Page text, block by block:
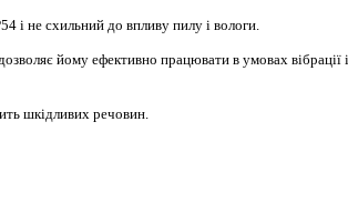
і не схильний до впливу пилу і вологи.
йому ефективно працювати в умовах
шкідливих речовин.